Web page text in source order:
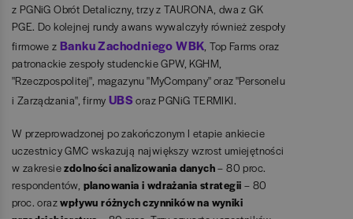
z PGNiG Obrót Detaliczny, trzy z TAURONA, dwa z GK
PGE. Do kolejnej rundy awans wywalczyły również zespoły
firmowe zBanku Zachodniego WBK, Top Farms oraz
patronackie zespoły studenckie GPW, KGHM,
"Rzeczpospolitej", magazynu "MyCompany" oraz "Personelu
i Zarządzania", firmy UBSoraz PGNiG TERMIKI.
W przeprowadzonej po zakończonym I etapie ankiecie
uczestnicy GMC wskazują największy wzrost umiejętności
w zakresiezdolności analizowania danych– 80 proc.
respondentów, planowania i wdrażania strategii – 80
proc. orazwpływu różnych czynników na wyniki